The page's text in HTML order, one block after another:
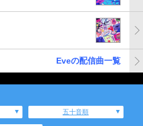
Eveの配信曲一覧
五十音順